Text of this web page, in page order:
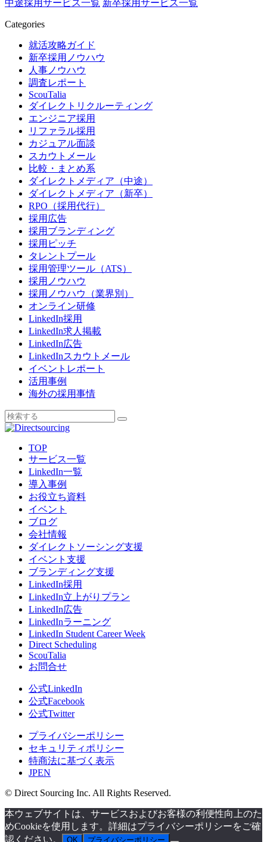
中途採用サービス一覧 新卒採用サービス一覧
Categories
就活攻略ガイド
新卒採用ノウハウ
人事ノウハウ
調査レポート
ScouTalia
ダイレクトリクルーティング
エンジニア採用
リファラル採用
カジュアル面談
スカウトメール
比較・まとめ系
ダイレクトメディア（中途）
ダイレクトメディア（新卒）
RPO（採用代行）
採用広告
採用ブランディング
採用ピッチ
タレントプール
採用管理ツール（ATS）
採用ノウハウ
採用ノウハウ（業界別）
オンライン研修
LinkedIn採用
LinkedIn求人掲載
LinkedIn広告
LinkedInスカウトメール
イベントレポート
活用事例
海外の採用事情
TOP
サービス一覧
LinkedIn一覧
導入事例
お役立ち資料
イベント
ブログ
会社情報
ダイレクトソーシング支援
イベント支援
ブランディング支援
LinkedIn採用
LinkedIn立上がりプラン
LinkedIn広告
LinkedInラーニング
LinkedIn Student Career Week
Direct Scheduling
ScouTalia
お問合せ
公式LinkedIn
公式Facebook
公式Twitter
プライバシーポリシー
セキュリティポリシー
特商法に基づく表示
JPEN
© Direct Sourcing Inc. All Rights Reserved.
本ウェブサイトは、サービスおよびお客様の利便性向上のた
めCookieを使用します。詳細はプライバシーポリシーをご確
認ください。
OK プライバシーポリシー